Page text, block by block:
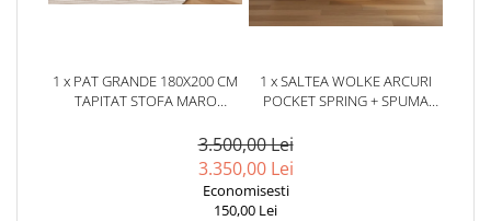
1 x PAT GRANDE 180X200 CM
TAPITAT STOFA MARO
1 x SALTEA WOLKE ARCURI
POCKET SPRING + SPUMA
3.500,00 Lei
3.350,00 Lei
Economisesti
150,00 Lei